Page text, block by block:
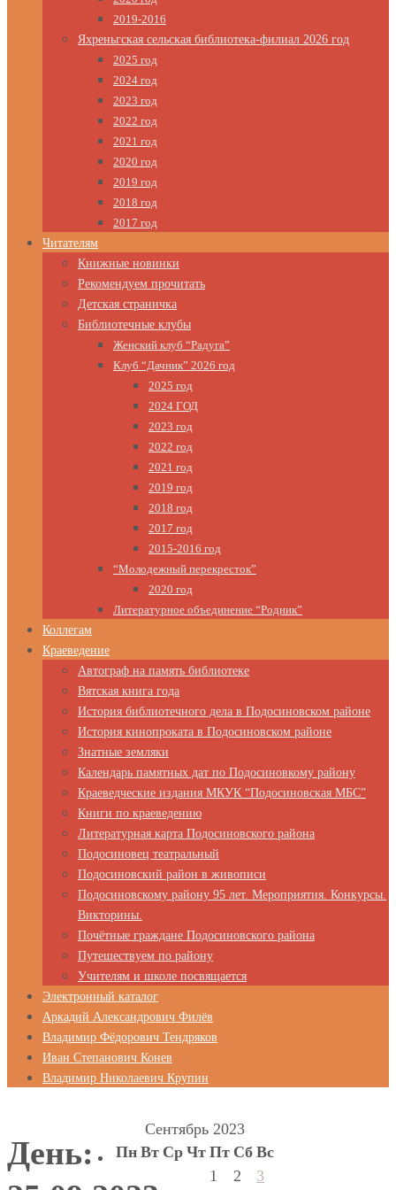
2019-2016
Яхреньгская сельская библиотека-филиал 2026 год
2025 год
2024 год
2023 год
2022 год
2021 год
2020 год
2019 год
2018 год
2017 год
Читателям
Книжные новинки
Рекомендуем прочитать
Детская страничка
Библиотечные клубы
Женский клуб “Радуга”
Клуб “Дачник” 2026 год
2025 год
2024 ГОД
2023 год
2022 год
2021 год
2019 год
2018 год
2017 год
2015-2016 год
“Молодежный перекресток”
2020 год
Литературное объединение “Родник”
Коллегам
Краеведение
Автограф на память библиотеке
Вятская книга года
История библиотечного дела в Подосиновском районе
История кинопроката в Подосиновском районе
Знатные земляки
Календарь памятных дат по Подосиновкому району
Краеведческие издания МКУК “Подосиновская МБС”
Книги по краеведению
Литературная карта Подосиновского района
Подосиновец театральный
Подосиновский район в живописи
Подосиновскому району 95 лет. Мероприятия. Конкурсы.
Викторины.
Почётные граждане Подосиновского района
Путешествуем по району
Учителям и школе посвящается
Электронный каталог
Аркадий Александрович Филёв
Владимир Фёдорович Тендряков
Иван Степанович Конев
Владимир Николаевич Крупин
День:
Сентябрь 2023
Пн Вт Ср Чт Пт Сб Вс
1
2
3